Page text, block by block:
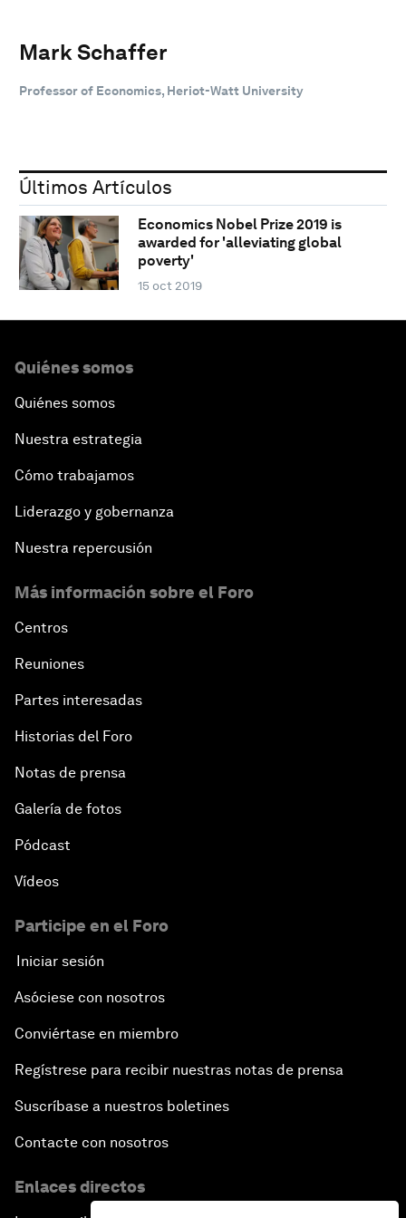
Mark Schaffer
Professor of Economics, Heriot-Watt University
Últimos Artículos
Economics Nobel Prize 2019 is
awarded for 'alleviating global
poverty'
15 oct 2019
Quiénes somos
Quiénes somos
Nuestra estrategia
Cómo trabajamos
Liderazgo y gobernanza
Nuestra repercusión
Más información sobre el Foro
Centros
Reuniones
Partes interesadas
Historias del Foro
Notas de prensa
Galería de fotos
Pódcast
Vídeos
Participe en el Foro
Iniciar sesión
Asóciese con nosotros
Conviértase en miembro
Regístrese para recibir nuestras notas de prensa
Suscríbase a nuestros boletines
Contacte con nosotros
Enlaces directos